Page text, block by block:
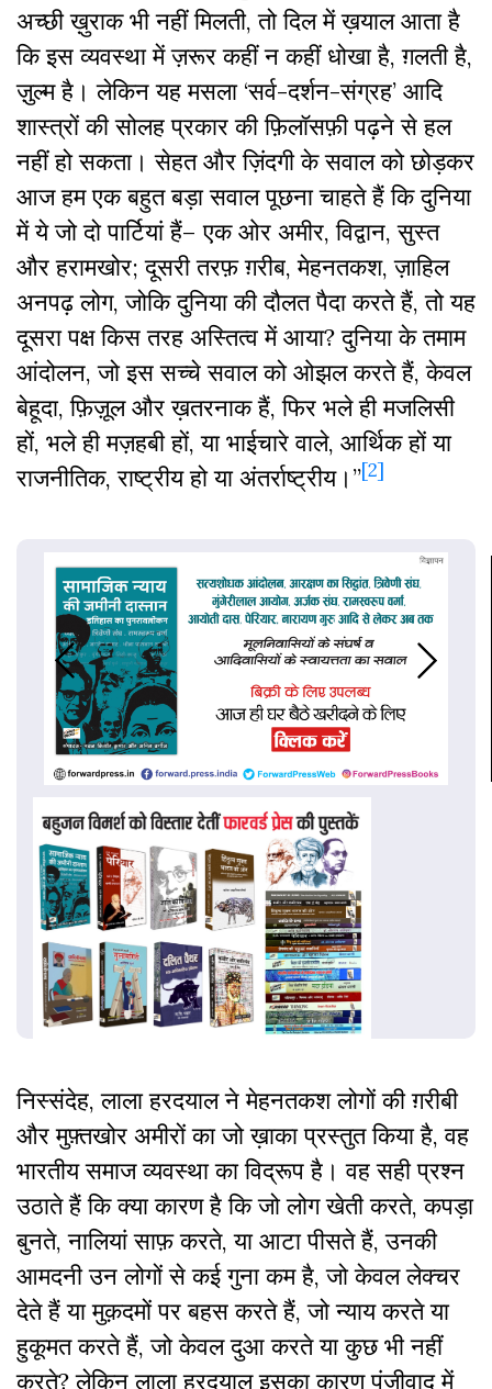
अच्छी ख़ुराक भी नहीं मिलती, तो दिल में ख़याल आता है
कि इस व्यवस्था में ज़रूर कहीं न कहीं धोखा है, ग़लती है,
ज़ुल्म है। लेकिन यह मसला ‘सर्व-दर्शन-संग्रह’ आदि
शास्त्रों की सोलह प्रकार की फ़िलॉसफ़ी पढ़ने से हल
नहीं हो सकता। सेहत और ज़िंदगी के सवाल को छोड़कर
आज हम एक बहुत बड़ा सवाल पूछना चाहते हैं कि दुनिया
में ये जो दो पार्टियां हैं– एक ओर अमीर, विद्वान, सुस्त
और हरामखोर; दूसरी तरफ़ ग़रीब, मेहनतकश, ज़ाहिल
अनपढ़ लोग, जोकि दुनिया की दौलत पैदा करते हैं, तो यह
दूसरा पक्ष किस तरह अस्तित्व में आया? दुनिया के तमाम
आंदोलन, जो इस सच्चे सवाल को ओझल करते हैं, केवल
बेहूदा, फ़िज़ूल और ख़तरनाक हैं, फिर भले ही मजलिसी
हों, भले ही मज़हबी हों, या भाईचारे वाले, आर्थिक हों या
राजनीतिक, राष्ट्रीय हो या अंतर्राष्ट्रीय।”[2]
निस्संदेह, लाला हरदयाल ने मेहनतकश लोगों की ग़रीबी
और मुफ़्तखोर अमीरों का जो ख़ाका प्रस्तुत किया है, वह
भारतीय समाज व्यवस्था का विद्रूप है। वह सही प्रश्न
उठाते हैं कि क्या कारण है कि जो लोग खेती करते, कपड़ा
बुनते, नालियां साफ़ करते, या आटा पीसते हैं, उनकी
आमदनी उन लोगों से कई गुना कम है, जो केवल लेक्चर
देते हैं या मुक़दमों पर बहस करते हैं, जो न्याय करते या
हुकूमत करते हैं, जो केवल दुआ करते या कुछ भी नहीं
करते? लेकिन लाला हरदयाल इसका कारण पूंजीवाद में